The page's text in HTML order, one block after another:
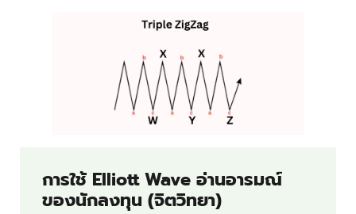
การใช้ Elliott Wave อ่านอารมณ์
ของนักลงทุน (จิตวิทยา)